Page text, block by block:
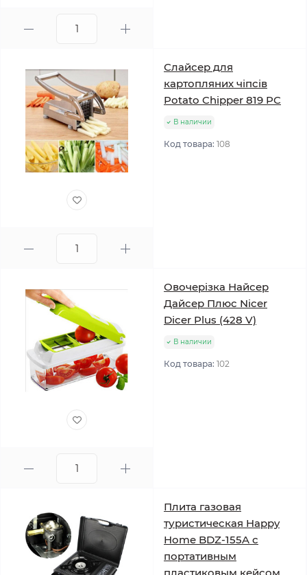
Слайсер для
картопляних чіпсів
Potato Chipper 819 PC
В наличии
Код товара: 108
Овочерізка Найсер
Дайсер Плюс Nicer
Dicer Plus (428 V)
В наличии
Код товара: 102
Плита газовая
туристическая Happy
Home BDZ-155A с
портативным